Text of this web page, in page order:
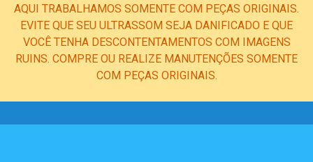
AQUI TRABALHAMOS SOMENTE COM PEÇAS ORIGINAIS.
EVITE QUE SEU ULTRASSOM SEJA DANIFICADO E QUE
VOCÊ TENHA DESCONTENTAMENTOS COM IMAGENS
RUINS. COMPRE OU REALIZE MANUTENÇÕES SOMENTE
COM PEÇAS ORIGINAIS.